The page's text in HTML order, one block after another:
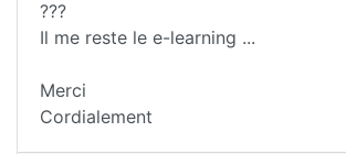
???
Il me reste le e-learning ...
Merci
Cordialement